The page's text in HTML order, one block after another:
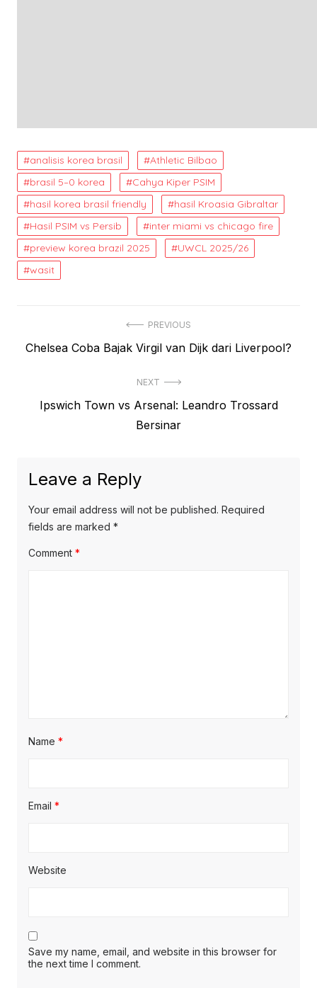
analisis korea brasil
Athletic Bilbao
brasil 5–0 korea
Cahya Kiper PSIM
hasil korea brasil friendly
hasil Kroasia Gibraltar
Hasil PSIM vs Persib
inter miami vs chicago fire
preview korea brazil 2025
UWCL 2025/26
wasit
navigation
PREVIOUS
Previous
Chelsea Coba Bajak Virgil van Dijk dari Liverpool?
NEXT
NextIpswich Town vs Arsenal: Leandro Trossard
Bersinar
Leave a Reply
Your email address will not be published. Required
fields are marked *
Comment *
Name *
Email *
Website
Save my name, email, and website in this browser for
the next time I comment.